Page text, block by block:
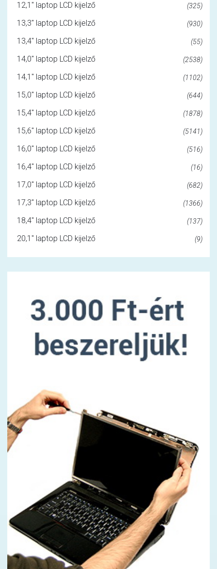
12,1" laptop LCD kijelző (325)
13,3" laptop LCD kijelző (930)
13,4" laptop LCD kijelző (55)
14,0" laptop LCD kijelző (2538)
14,1" laptop LCD kijelző (1102)
15,0" laptop LCD kijelző (644)
15,4" laptop LCD kijelző (1878)
15,6" laptop LCD kijelző (5141)
16,0" laptop LCD kijelző (516)
16,4" laptop LCD kijelző (16)
17,0" laptop LCD kijelző (682)
17,3" laptop LCD kijelző (1366)
18,4" laptop LCD kijelző (137)
20,1" laptop LCD kijelző (9)